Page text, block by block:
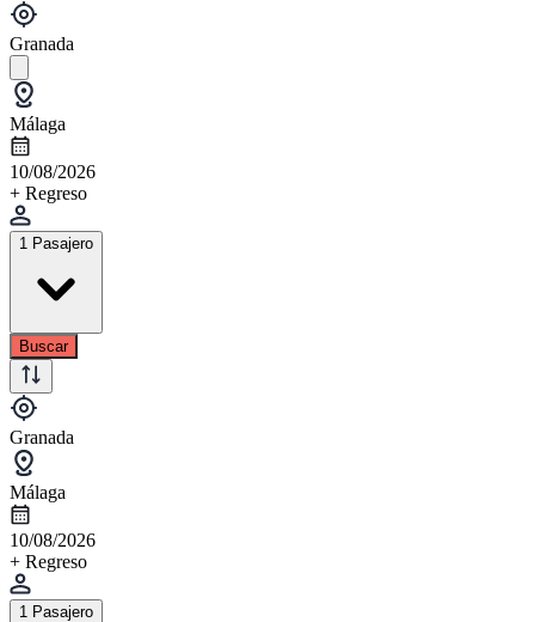
Granada
Málaga
10/08/2026
+ Regreso
1 Pasajero
Buscar
Granada
Málaga
10/08/2026
+ Regreso
1 Pasajero